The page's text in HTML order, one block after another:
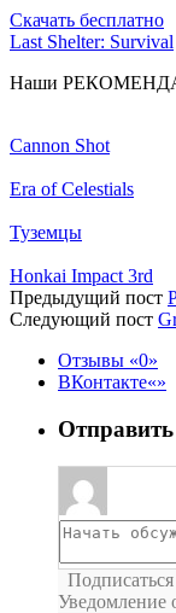
Скачать бесплатно
Last Shelter: Survival
Наши
Cannon Shot
Era of Celestials
Туземцы
Honkai Impact 3rd
Предыдущий пост
Следующий пост
Отзывы
0
ВКонтакте
Отправить
Подписаться
Уведомление